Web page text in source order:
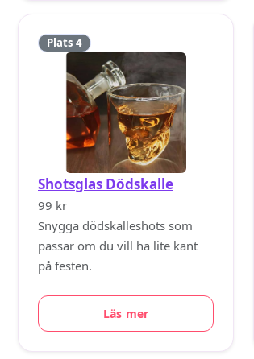
Plats 4
Shotsglas Dödskalle
99 kr
Snygga dödskalleshots som
passar om du vill ha lite kant
på festen.
Läs mer